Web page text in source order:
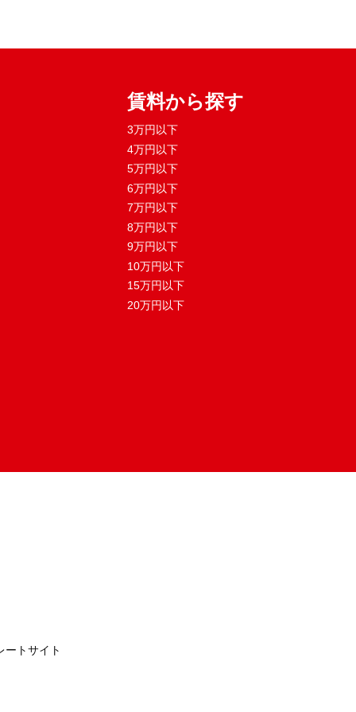
賃料から探す
3万円以下
4万円以下
5万円以下
6万円以下
7万円以下
8万円以下
9万円以下
10万円以下
15万円以下
20万円以下
ートサイト